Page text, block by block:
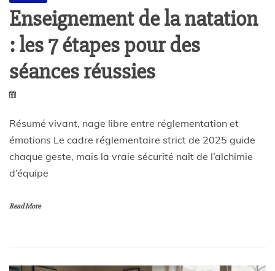
Enseignement de la natation
: les 7 étapes pour des
séances réussies
Résumé vivant, nage libre entre réglementation et
émotions Le cadre réglementaire strict de 2025 guide
chaque geste, mais la vraie sécurité naît de l’alchimie
d’équipe
Read More